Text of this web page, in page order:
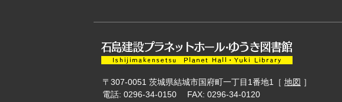
〒307-0051 茨城県結城市国府町一丁目1番地1 ［ 地図 ］
電話: 0296-34-0150
FAX: 0296-34-0120